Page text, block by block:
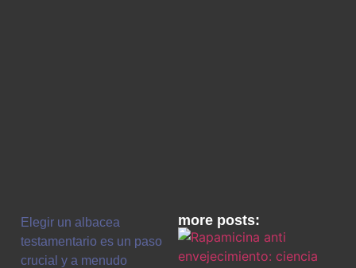
Elegir un albacea
testamentario es un paso
crucial y a menudo
more posts: